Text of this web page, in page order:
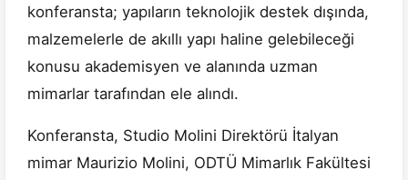
konferansta; yapıların teknolojik destek dışında,
malzemelerle de akıllı yapı haline gelebileceği
konusu akademisyen ve alanında uzman
mimarlar tarafından ele alındı.
Konferansta, Studio Molini Direktörü İtalyan
mimar Maurizio Molini, ODTÜ Mimarlık Fakültesi